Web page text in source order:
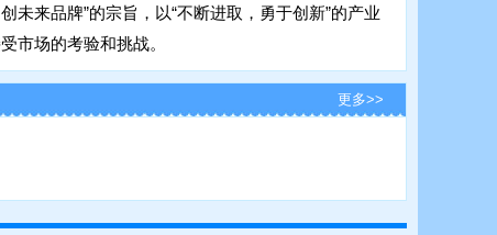
未来品牌”的宗旨，以“不断进取，勇于创新”的产业
市场的考验和挑战。
更多>>